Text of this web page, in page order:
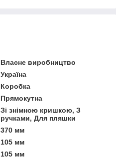
Власне виробництво
Україна
Коробка
Прямокутна
Зі знімною кришкою, З
ручками, Для пляшки
370 мм
105 мм
105 мм